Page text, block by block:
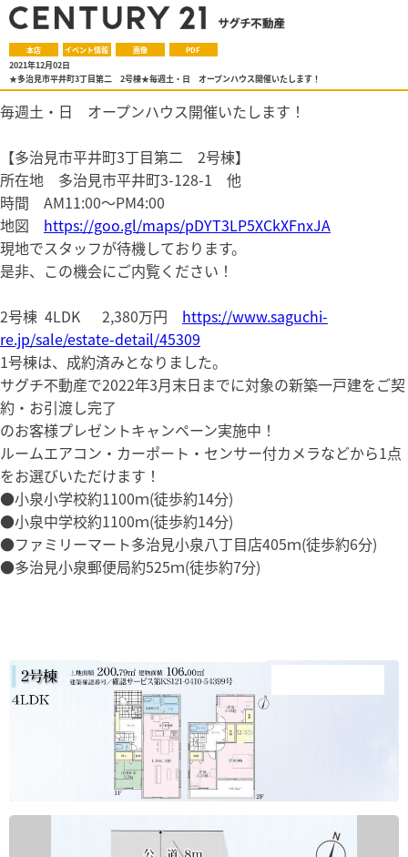
本店 イベント情報 画像 PDF
2021年12月02日
★多治見市平井町3丁目第二 2号棟★毎週土・日 オープンハウス開催いたします！
毎週土・日 オープンハウス開催いたします！
【多治見市平井町3丁目第二 2号棟】
所在地 多治見市平井町3-128-1 他
時間 AM11:00～PM4:00
地図 https://goo.gl/maps/pDYT3LP5XCkXFnxJA
現地でスタッフが待機しております。
是非、この機会にご内覧ください！
2号棟 4LDK 2,380万円 https://www.saguchi-
re.jp/sale/estate-detail/45309
1号棟は、成約済みとなりました。
サグチ不動産で2022年3月末日までに対象の新築一戸建をご契
約・お引渡し完了
のお客様プレゼントキャンペーン実施中！
ルームエアコン・カーポート・センサー付カメラなどから1点
をお選びいただけます！
●小泉小学校約1100ｍ(徒歩約14分)
●小泉中学校約1100ｍ(徒歩約14分)
●ファミリーマート多治見小泉八丁目店405ｍ(徒歩約6分)
●多治見小泉郵便局約525ｍ(徒歩約7分)